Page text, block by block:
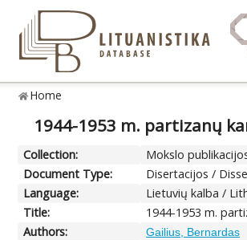
Home
1944-1953 m. partizanų
Collection:
Mokslo
Document Type:
Disertacijos /
Language:
Lietuvių kalba /
Title:
1944-1953 m.
Authors:
Gailius, Bernardas